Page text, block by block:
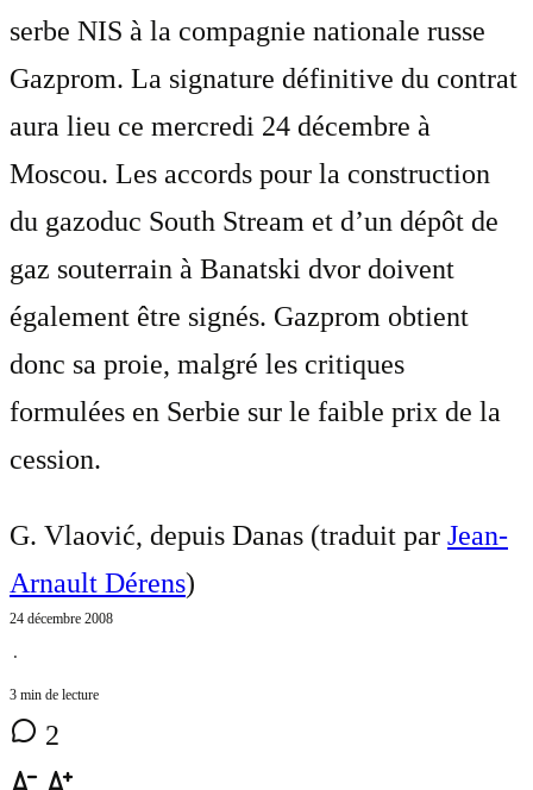
serbe NIS à la compagnie nationale russe
Gazprom. La signature définitive du contrat
aura lieu ce mercredi 24 décembre à
Moscou. Les accords pour la construction
du gazoduc South Stream et d’un dépôt de
gaz souterrain à Banatski dvor doivent
également être signés. Gazprom obtient
donc sa proie, malgré les critiques
formulées en Serbie sur le faible prix de la
cession.
G. Vlaović, depuis Danas (traduit par Jean-
Arnault Dérens)
24 décembre 2008
⋅
3 min de lecture
2